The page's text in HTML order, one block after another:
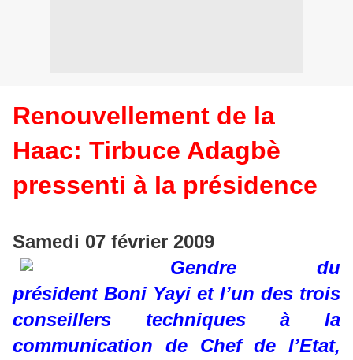
Renouvellement de la
Haac: Tirbuce Adagbè
pressenti à la présidence
Samedi 07 février 2009
Gendre du
président Boni Yayi et l’un des trois
conseillers techniques à la
communication de Chef de l’Etat,